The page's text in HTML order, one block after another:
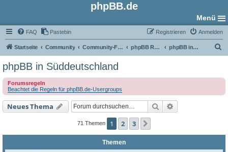
phpBB.de
Menü
FAQ Pastebin Anmelden
Registrieren
Startseite Community Community-Foren phpBB Regional phpBB in Süddeutschland
e
phpBB in Süddeutschland
Forumsregeln
Beachtet die Regeln für phpBB.de-Usergroups
Neues Thema Suche
71 Themen 1 2 3
Themen